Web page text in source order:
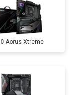
Aorus Xtreme